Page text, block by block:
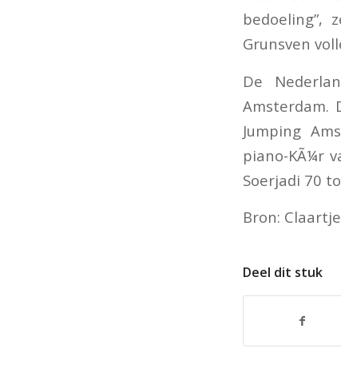
bedoeling”,
Grunsven
De
Amsterdam.
Jumping
piano-KÃ¼r
Soerjadi 70
Bron:
Deel dit stuk